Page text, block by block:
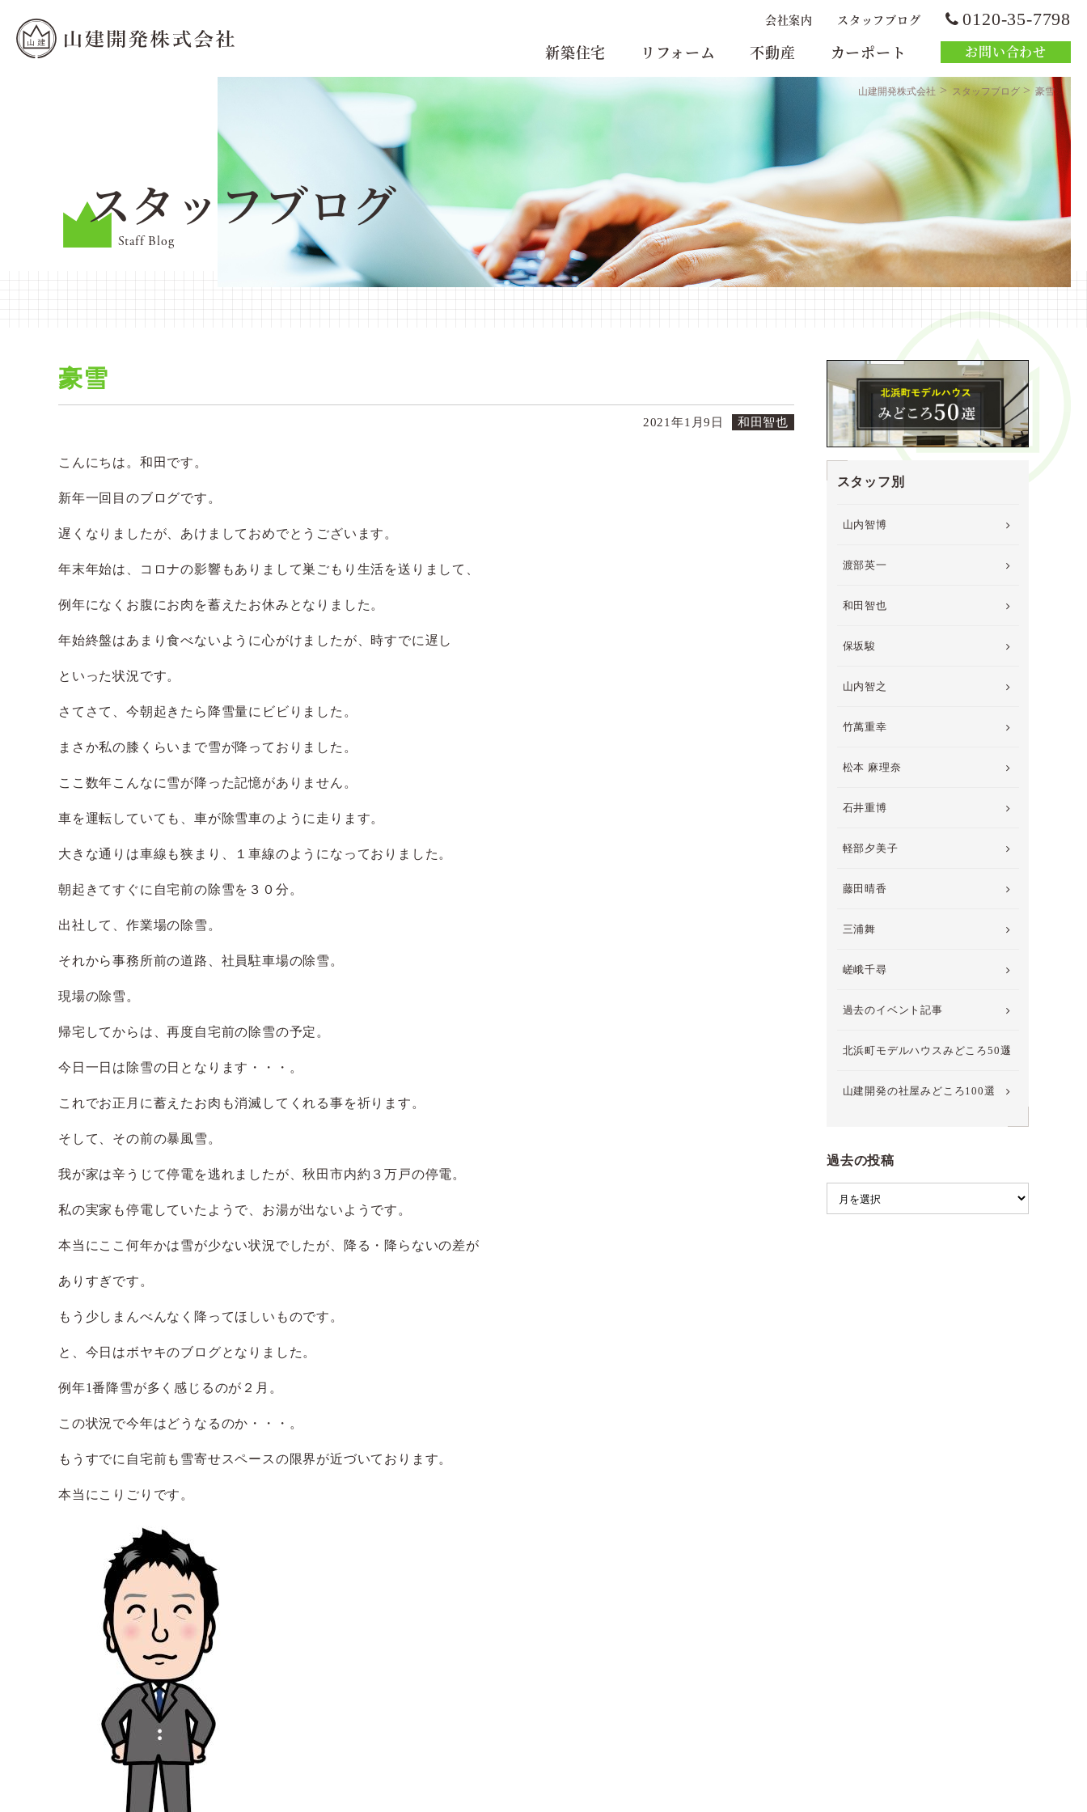
新築住宅 リフォーム 不動産 カーポート お問い合わせ
会社案内 スタッフブログ 0120-35-7798
スタッフブログ
Staff Blog
山建開発株式会社 > スタッフブログ>豪雪
豪雪
2021年1月9日 和田智也
こんにちは。和田です。
新年一回目のブログです。
遅くなりましたが、あけましておめでとうございます。
年末年始は、コロナの影響もありまして巣ごもり生活を送りまして、
例年になくお腹にお肉を蓄えたお休みとなりました。
年始終盤はあまり食べないように心がけましたが、時すでに遅し
といった状況です。
さてさて、今朝起きたら降雪量にビビりました。
まさか私の膝くらいまで雪が降っておりました。
ここ数年こんなに雪が降った記憶がありません。
車を運転していても、車が除雪車のように走ります。
大きな通りは車線も狭まり、１車線のようになっておりました。
朝起きてすぐに自宅前の除雪を３０分。
出社して、作業場の除雪。
それから事務所前の道路、社員駐車場の除雪。
現場の除雪。
帰宅してからは、再度自宅前の除雪の予定。
今日一日は除雪の日となります・・・。
これでお正月に蓄えたお肉も消滅してくれる事を祈ります。
そして、その前の暴風雪。
我が家は辛うじて停電を逃れましたが、秋田市内約３万戸の停電。
私の実家も停電していたようで、お湯が出ないようです。
本当にここ何年かは雪が少ない状況でしたが、降る・降らないの差が
ありすぎです。
もう少しまんべんなく降ってほしいものです。
と、今日はボヤキのブログとなりました。
例年1番降雪が多く感じるのが２月。
この状況で今年はどうなるのか・・・。
もうすでに自宅前も雪寄せスペースの限界が近づいております。
本当にこりごりです。
スタッフ別
山内智博
渡部英一
和田智也
保坂駿
山内智之
竹萬重幸
松本 麻理奈
石井重博
軽部夕美子
藤田晴香
三浦舞
嵯峨千尋
過去のイベント記事
北浜町モデルハウスみどころ50選
山建開発の社屋みどころ100選
過去の投稿